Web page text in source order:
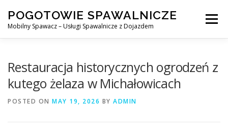
content
POGOTOWIE SPAWALNICZE
Mobilny Spawacz – Usługi Spawalnicze z Dojazdem
Menu
Restauracja historycznych ogrodzeń z
kutego żelaza w Michałowicach
POSTED ON MAY 19, 2026 BY ADMIN